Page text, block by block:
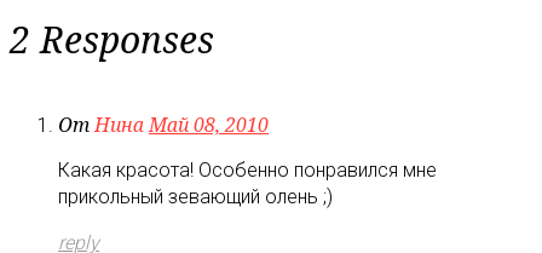
2 Responses
ОтНинаМай 08, 2010
Какая красота! Особенно понравился мне
прикольный зевающий олень ;)
reply